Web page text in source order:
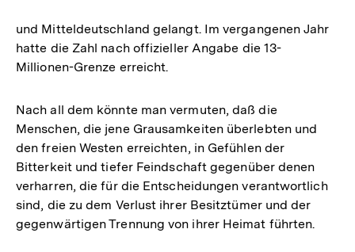
und Mitteldeutschland gelangt. Im vergangenen Jahr
hatte die Zahl nach offizieller Angabe die 13-
Millionen-Grenze erreicht.
Nach all dem könnte man vermuten, daß die
Menschen, die jene Grausamkeiten überlebten und
den freien Westen erreichten, in Gefühlen der
Bitterkeit und tiefer Feindschaft gegenüber denen
verharren, die für die Entscheidungen verantwortlich
sind, die zu dem Verlust ihrer Besitztümer und der
gegenwärtigen Trennung von ihrer Heimat führten.